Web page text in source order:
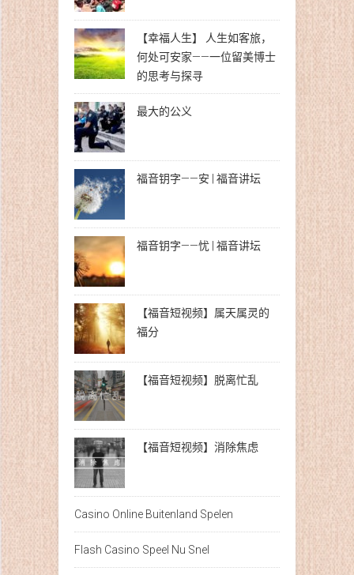
【幸福人生】 人生如客旅，
何处可安家——一位留美博士
的思考与探寻
最大的公义
福音钥字——安 | 福音讲坛
福音钥字——忧 | 福音讲坛
【福音短视频】属天属灵的
福分
【福音短视频】脱离忙乱
【福音短视频】消除焦虑
Casino Online Buitenland Spelen
Flash Casino Speel Nu Snel